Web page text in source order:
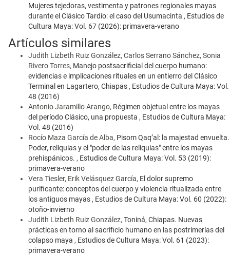
Mujeres tejedoras, vestimenta y patrones regionales mayas
durante el Clásico Tardío: el caso del Usumacinta , Estudios de
Cultura Maya: Vol. 67 (2026): primavera-verano
Artículos similares
Judith Lizbeth Ruiz González, Carlos Serrano Sánchez, Sonia
Rivero Torres, Manejo postsacrificial del cuerpo humano:
evidencias e implicaciones rituales en un entierro del Clásico
Terminal en Lagartero, Chiapas , Estudios de Cultura Maya: Vol.
48 (2016)
Antonio Jaramillo Arango, Régimen objetual entre los mayas
del período Clásico, una propuesta , Estudios de Cultura Maya:
Vol. 48 (2016)
Rocío Maza García de Alba, Pisom Qaq’al: la majestad envuelta.
Poder, reliquias y el "poder de las reliquias" entre los mayas
prehispánicos. , Estudios de Cultura Maya: Vol. 53 (2019):
primavera-verano
Vera Tiesler, Erik Velásquez García, El dolor supremo
purificante: conceptos del cuerpo y violencia ritualizada entre
los antiguos mayas , Estudios de Cultura Maya: Vol. 60 (2022):
otoño-invierno
Judith Lizbeth Ruiz González, Toniná, Chiapas. Nuevas
prácticas en torno al sacrificio humano en las postrimerías del
colapso maya , Estudios de Cultura Maya: Vol. 61 (2023):
primavera-verano